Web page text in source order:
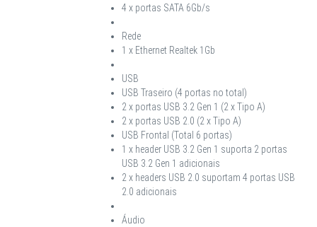
4 x portas SATA 6Gb/s
Rede
1 x Ethernet Realtek 1Gb
USB
USB Traseiro (4 portas no total)
2 x portas USB 3.2 Gen 1 (2 x Tipo A)
2 x portas USB 2.0 (2 x Tipo A)
USB Frontal (Total 6 portas)
1 x header USB 3.2 Gen 1 suporta 2 portas
USB 3.2 Gen 1 adicionais
2 x headers USB 2.0 suportam 4 portas USB
2.0 adicionais
Áudio